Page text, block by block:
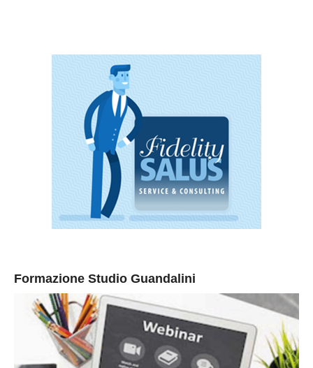
Formazione Studio Guandalini